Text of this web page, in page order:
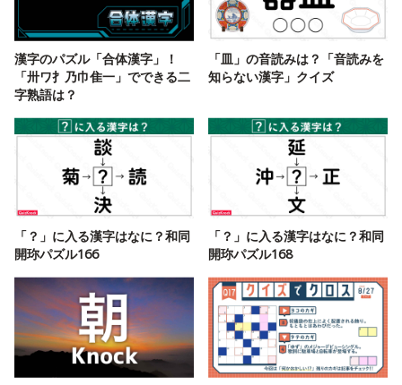
漢字のパズル「合体漢字」！
「卅ワ扌乃巾隹一」でできる二
字熟語は？
「皿」の音読みは？「音読みを
知らない漢字」クイズ
「？」に入る漢字はなに？和同
開珎パズル166
「？」に入る漢字はなに？和同
開珎パズル168